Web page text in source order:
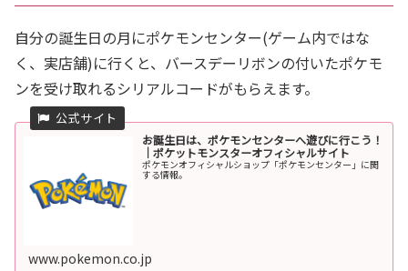
自分の誕生日の月にポケモンセンター(ゲーム内ではな
く、実店舗)に行くと、バースデーリボンの付いたポケモ
ンを受け取れるシリアルコードがもらえます。
お誕生日は、ポケモンセンターへ遊びに行こう！
｜ポケットモンスターオフィシャルサイト
ポケモンオフィシャルショップ「ポケモンセンター」に関
する情報。
www.pokemon.co.jp